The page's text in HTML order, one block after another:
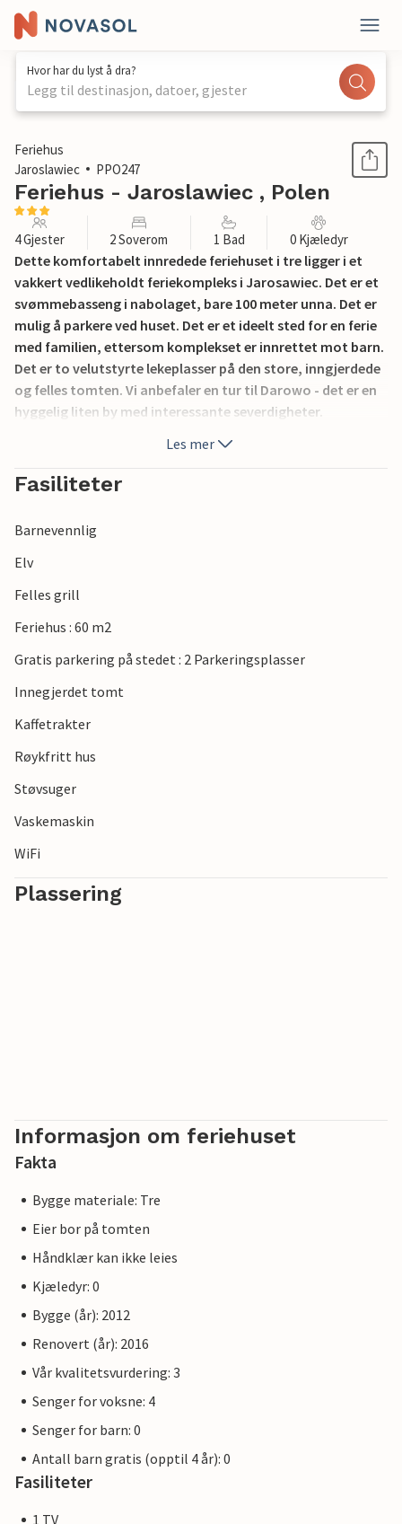
Hvor har du lyst å dra?
Legg til destinasjon, datoer, gjester
1 / 23
Feriehus
Jaroslawiec
PPO247
Feriehus - Jaroslawiec , Polen
4 Gjester 2 Soverom 1 Bad 0 Kjæledyr
Dette komfortabelt innredede feriehuset i tre ligger i et
vakkert vedlikeholdt feriekompleks i Jarosawiec. Det er et
svømmebasseng i nabolaget, bare 100 meter unna. Det er
mulig å parkere ved huset. Det er et ideelt sted for en ferie
med familien, ettersom komplekset er innrettet mot barn.
Det er to velutstyrte lekeplasser på den store, inngjerdede
og felles tomten. Vi anbefaler en tur til Darowo - det er en
hyggelig liten by med interessante severdigheter.
Les mer
Fasiliteter
Barnevennlig
Elv
Felles grill
Feriehus : 60 m2
Gratis parkering på stedet : 2 Parkeringsplasser
Innegjerdet tomt
Kaffetrakter
Røykfritt hus
Støvsuger
Vaskemaskin
WiFi
Plassering
Informasjon om feriehuset
Fakta
Bygge materiale: Tre
Eier bor på tomten
Håndklær kan ikke leies
Kjæledyr: 0
Bygge (år): 2012
Renovert (år): 2016
Vår kvalitetsvurdering: 3
Senger for voksne: 4
Senger for barn: 0
Antall barn gratis (opptil 4 år): 0
Fasiliteter
1 TV